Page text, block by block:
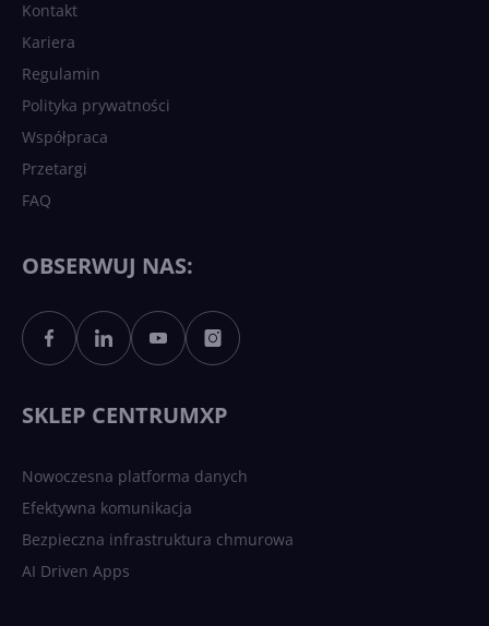
Kontakt
Kariera
Regulamin
Polityka prywatności
Współpraca
Przetargi
FAQ
OBSERWUJ NAS:
SKLEP CENTRUMXP
Nowoczesna platforma danych
Efektywna komunikacja
Bezpieczna infrastruktura chmurowa
AI Driven Apps